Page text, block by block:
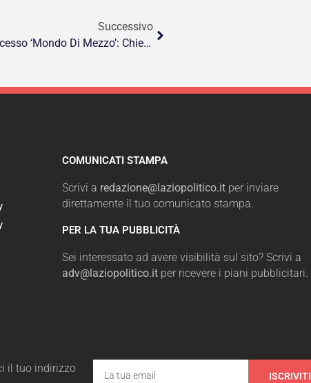
Successivo
Roma, Appello Bis Per Il Processo ‘Mondo Di Mezzo’: Chiesti 11 Anni Per Carminati
COMUNICATI STAMPA
Scrivi a redazione@laziopolitico.itper inviare
direttamente il tuo comunicato stampa.
PER LA TUA PUBBLICITÀ
Sei interessato ad avere visibilità sul sito? Scrivi a
adv@laziopolitico.it per ricevere i piani pubblicitari.
il tuo indirizzo
ISCRIVITI